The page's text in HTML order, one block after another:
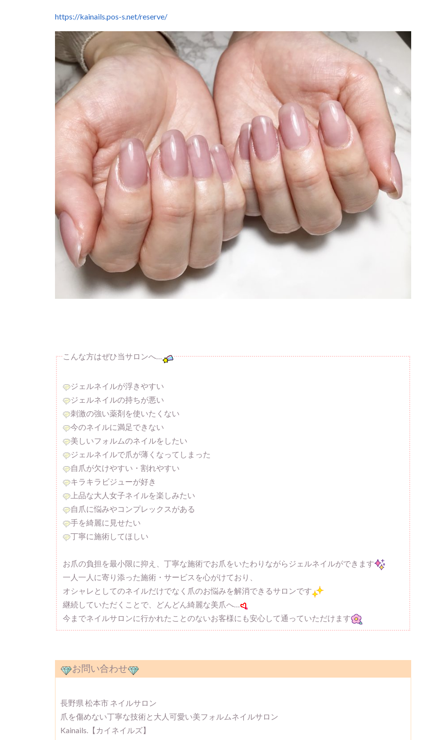
https://kainails.pos-s.net/reserve/
こんな方はぜひ当サロンへ…
ジェルネイルが浮きやすい
ジェルネイルの持ちが悪い
刺激の強い薬剤を使いたくない
今のネイルに満足できない
美しいフォルムのネイルをしたい
ジェルネイルで爪が薄くなってしまった
自爪が欠けやすい・割れやすい
キラキラビジューが好き
上品な大人女子ネイルを楽しみたい
自爪に悩みやコンプレックスがある
手を綺麗に見せたい
丁寧に施術してほしい
お爪の負担を最小限に抑え、丁寧な施術でお爪をいたわりながらジェルネイルができます
一人一人に寄り添った施術・サービスを心がけており、
オシャレとしてのネイルだけでなく爪のお悩みを解消できるサロンです
継続していただくことで、どんどん綺麗な美爪へ…
今までネイルサロンに行かれたことのないお客様にも安心して通っていただけます
お問い合わせ
長野県 松本市 ネイルサロン
爪を傷めない丁寧な技術と大人可愛い美フォルムネイルサロン
Kainails.【カイネイルズ】